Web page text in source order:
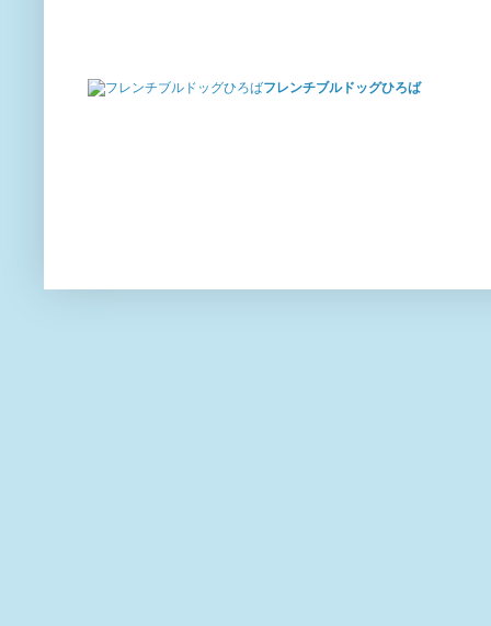
フレンチブルドッグひろば